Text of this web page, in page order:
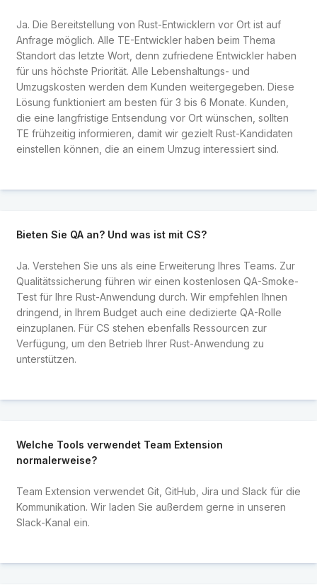
Ja. Die Bereitstellung von Rust-Entwicklern vor Ort ist auf
Anfrage möglich. Alle TE-Entwickler haben beim Thema
Standort das letzte Wort, denn zufriedene Entwickler haben
für uns höchste Priorität. Alle Lebenshaltungs- und
Umzugskosten werden dem Kunden weitergegeben. Diese
Lösung funktioniert am besten für 3 bis 6 Monate. Kunden,
die eine langfristige Entsendung vor Ort wünschen, sollten
TE frühzeitig informieren, damit wir gezielt Rust-Kandidaten
einstellen können, die an einem Umzug interessiert sind.
Bieten Sie QA an? Und was ist mit CS?
Ja. Verstehen Sie uns als eine Erweiterung Ihres Teams. Zur
Qualitätssicherung führen wir einen kostenlosen QA-Smoke-
Test für Ihre Rust-Anwendung durch. Wir empfehlen Ihnen
dringend, in Ihrem Budget auch eine dedizierte QA-Rolle
einzuplanen. Für CS stehen ebenfalls Ressourcen zur
Verfügung, um den Betrieb Ihrer Rust-Anwendung zu
unterstützen.
Welche Tools verwendet Team Extension
normalerweise?
Team Extension verwendet Git, GitHub, Jira und Slack für die
Kommunikation. Wir laden Sie außerdem gerne in unseren
Slack-Kanal ein.